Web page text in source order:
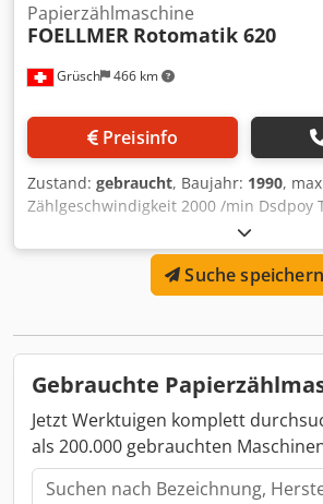
Grüsch 466 km
Papierzählmaschine
FOELLMER Rotomatik 620
Preisinfo
Zustand: gebraucht, Baujahr: 1990,
Zählgeschwindigkeit 2000 /min Dsdpoy
max. Papierformat 50 x 70 cm
Suche speichern
Gebrauchte
Jetzt Werktuigen komplett
als 200.000 gebrauchten